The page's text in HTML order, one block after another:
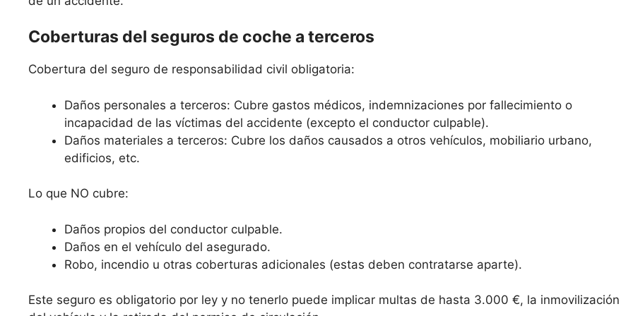
Coberturas del seguros de coche a terceros
Cobertura del seguro de responsabilidad civil obligatoria:
Daños personales a terceros: Cubre gastos médicos, indemnizaciones por fallecimiento o
incapacidad de las víctimas del accidente (excepto el conductor culpable).
Daños materiales a terceros: Cubre los daños causados a otros vehículos, mobiliario urbano,
edificios, etc.
Lo que NO cubre:
Daños propios del conductor culpable.
Daños en el vehículo del asegurado.
Robo, incendio u otras coberturas adicionales (estas deben contratarse aparte).
Este seguro es obligatorio por ley y no tenerlo puede implicar multas de hasta 3.000 €, la inmovilización